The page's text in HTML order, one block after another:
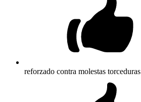
reforzado contra molestas torceduras